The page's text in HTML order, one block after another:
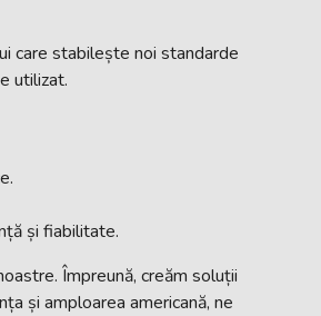
care stabilește noi standarde
utilizat.
și fiabilitate.
Împreună, creăm soluții
și amploarea americană, ne